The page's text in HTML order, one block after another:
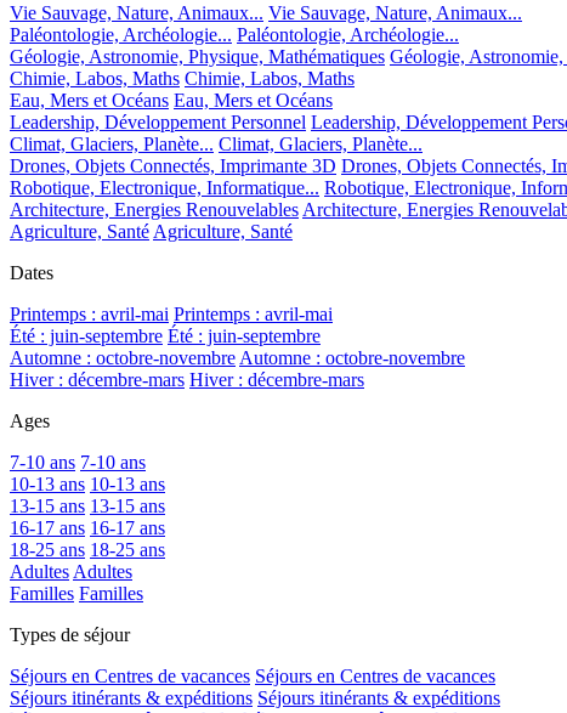
Vie Sauvage, Nature, Animaux... Vie Sauvage, Nature, Animaux...
Paléontologie, Archéologie... Paléontologie, Archéologie...
Géologie, Astronomie, Physique, Mathématiques Géologie,
Chimie, Labos, Maths Chimie, Labos, Maths
Eau, Mers et Océans Eau, Mers et Océans
Leadership, Développement Personnel Leadership, Développement
Climat, Glaciers, Planète... Climat, Glaciers, Planète...
Drones, Objets Connectés, Imprimante 3D Drones, Objets Connectés,
Robotique, Electronique, Informatique... Robotique, Electronique,
Architecture, Energies Renouvelables Architecture, Energies
Agriculture, Santé Agriculture, Santé
Dates
Printemps : avril-mai Printemps : avril-mai
Été : juin-septembre Été : juin-septembre
Automne : octobre-novembre Automne : octobre-novembre
Hiver : décembre-mars Hiver : décembre-mars
Ages
7-10 ans 7-10 ans
10-13 ans 10-13 ans
13-15 ans 13-15 ans
16-17 ans 16-17 ans
18-25 ans 18-25 ans
Adultes Adultes
Familles Familles
Types de séjour
Séjours en Centres de vacances Séjours en Centres de vacances
Séjours itinérants & expéditions Séjours itinérants & expéditions